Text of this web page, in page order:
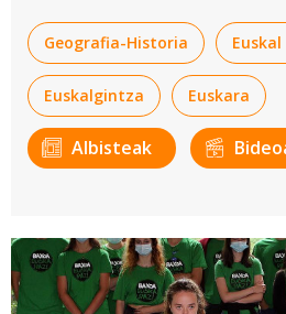
Geografia-Historia
Euskalgintza Euskara
Albisteak